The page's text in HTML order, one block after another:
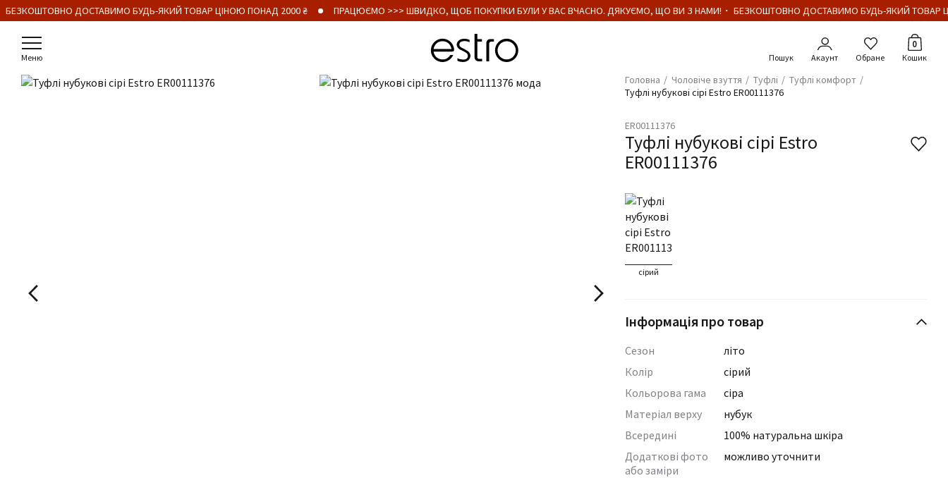
ДОСТАВИМО БУДЬ-ЯКИЙ ТОВАР ЦІНОЮ ПОНАД 2000 ₴ ПРАЦЮЄМО >>> ШВИДКО, ЩОБ ПОКУПКИ БУЛИ У ВАС ВЧАСНО. ДЯКУЄМО, ЩО ВИ З НАМИ!・ БЕЗКОШТОВНО ДОСТАВИМО БУДЬ-ЯКИЙ ТОВАР
Меню Акаунт Обране
0
Кошик
Головна Чоловіче взуття Туфлі
Туфлі комфорт
Туфлі нубукові сірі Estro ER00111376
ER00111376
Туфлі нубукові сірі Estro
ER00111376
сірий
Інформація про товар
Сезон
літо
Колір
сірий
Кольорова гама
сіра
Матеріал верху
нубук
Всередині
100% натуральна шкіра
Додаткові фото
або заміри
можливо уточнити